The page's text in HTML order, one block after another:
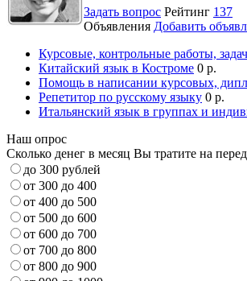
Задать вопрос Рейтинг 137
Объявления Добавить
Курсовые, контрольные работы,
Китайский язык в Костроме 0 р.
Помощь в написании курсовых,
Репетитор по русскому языку 0 р.
Итальянский язык в группах и
Наш опрос
Сколько денег в месяц Вы тратите на
до 300 рублей
от 300 до 400
от 400 до 500
от 500 до 600
от 600 до 700
от 700 до 800
от 800 до 900